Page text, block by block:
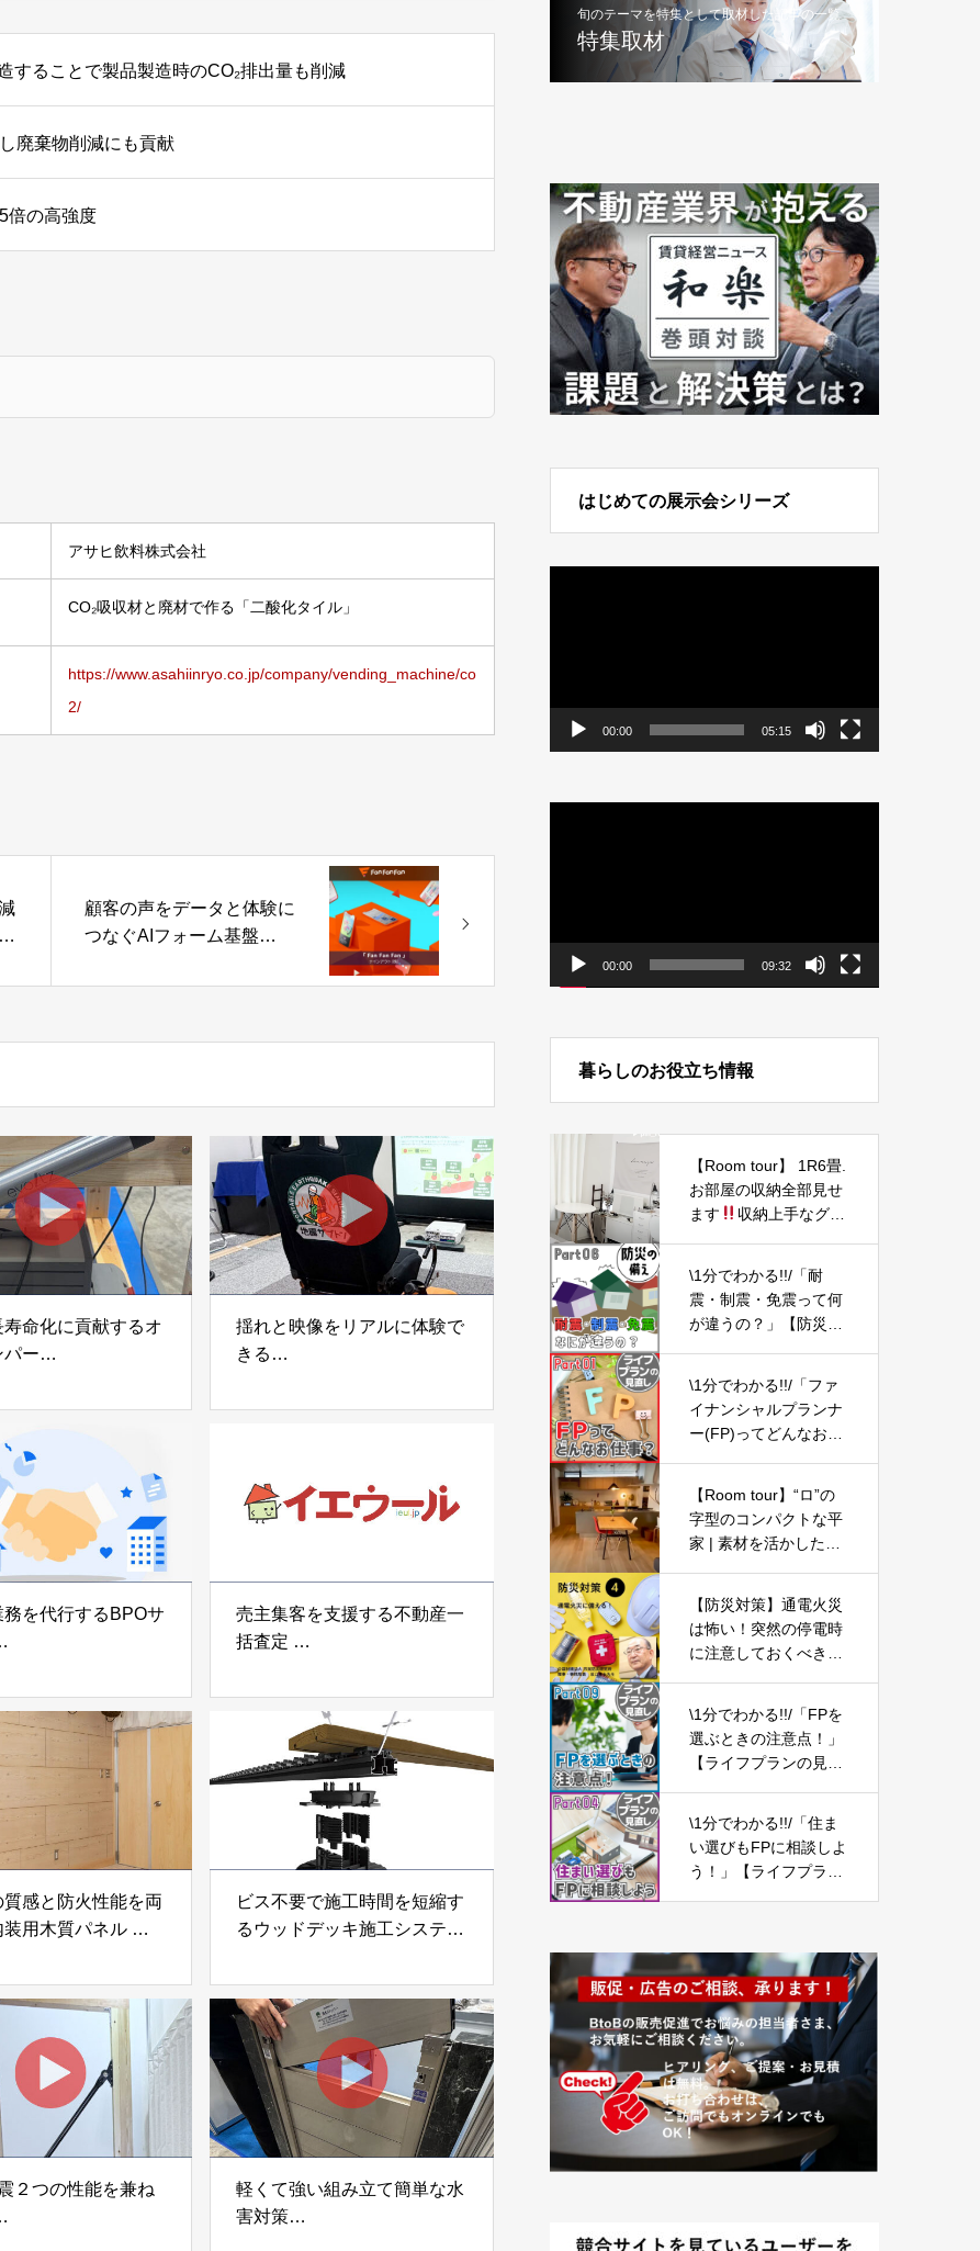
することで製品製造時のCO₂排出量も削減
廃棄物削減にも貢献
倍の高強度
アサヒ飲料株式会社
CO₂吸収材と廃材で作る「二酸化タイル」
https://www.asahiinryo.co.jp/company/vending_machine/co
2/
顧客の声をデータと体験に
つなぐAIフォーム基盤
ウト株式会社
命化に貢献するオ
パー
揺れと映像をリアルに体験で
きる
「地震ザブトン」
を代行するBPOサ
売主集客を支援する不動産一
括査定
Speee
質感と防火性能を両
装用木質パネル
）」 合同会社サ
ク
ビス不要で施工時間を短縮す
るウッドデッキ施工システム
JAPAN
２つの性能を兼ね
軽くて強い組み立て簡単な水
害対策
旬のテーマを特集として取材した記事の一覧
特集取材
はじめての展示会シリーズ
00:00 05:15
動
00:00 09:32
暮らしのお役立ち情報
【Room tour】 1R6畳.
お部屋の収納全部見せ
ます
収納上手なグラ
均・プチプラ
\1分でわかる!!/「耐
震・制震・免震って何
が違うの？」【防災の
\1分でわかる!!/「ファ
イナンシャルプランナ
ー(FP)ってどんなお仕
【Room tour】“ロ”の
字型のコンパクトな平
家 | 素材を活かしたナ
【防災対策】通電火災
は怖い！突然の停電時
に注意しておくべきこ
\1分でわかる!!/「FPを
選ぶときの注意点！」
【ライフプランの見直
\1分でわかる!!/「住ま
い選びもFPに相談しよ
う！」【ライフプラン